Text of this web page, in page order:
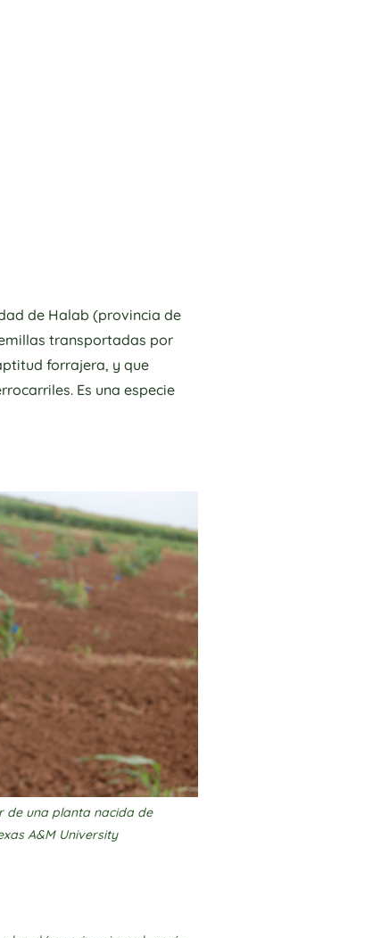
de Halab (provincia de
transportadas por
forrajera, y que
Es una especie
de una planta nacida de
A&M University